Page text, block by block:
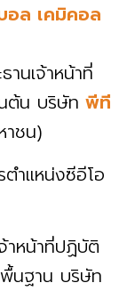
ล เคมิคอล
นเจ้าหน้าที่
ต้น บริษัท พีที
าชน)
ตำแหน่งซีอีโอ
าหน้าที่ปฏิบัติ
พื้นฐาน บริษัท